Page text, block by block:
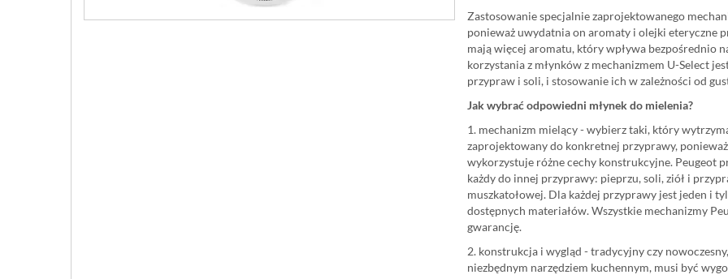
Zastosowanie specjalnie zaprojektowanego
ponieważ uwydatnia on aromaty i olejki eteryczne
mają więcej aromatu, który wpływa bezpośrednio
korzystania z młynków z mechanizmem U-Select
przypraw i soli, i stosowanie ich w zależności od
Jak wybrać odpowiedni młynek do mielenia?
1. mechanizm mielący - wybierz taki, który
zaprojektowany do konkretnej przyprawy,
wykorzystuje różne cechy konstrukcyjne. Peugeot
każdy do innej przyprawy: pieprzu, soli, ziół i
muszkatołowej. Dla każdej przyprawy jest jeden i
dostępnych materiałów. Wszystkie mechanizmy
gwarancję.
2. konstrukcja i wygląd - tradycyjny czy
niezbędnym narzędziem kuchennym, musi być